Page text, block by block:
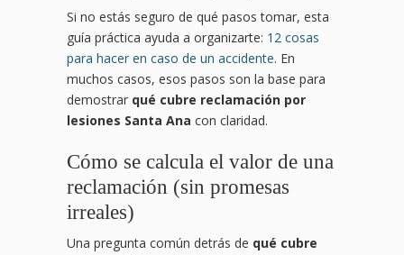
Si no estás seguro de qué pasos tomar, esta
guía práctica ayuda a organizarte: 12 cosas
para hacer en caso de un accidente. En
muchos casos, esos pasos son la base para
demostrar qué cubre reclamación por
lesiones Santa Ana con claridad.
Cómo se calcula el valor de una
reclamación (sin promesas
irreales)
Una pregunta común detrás de qué cubre